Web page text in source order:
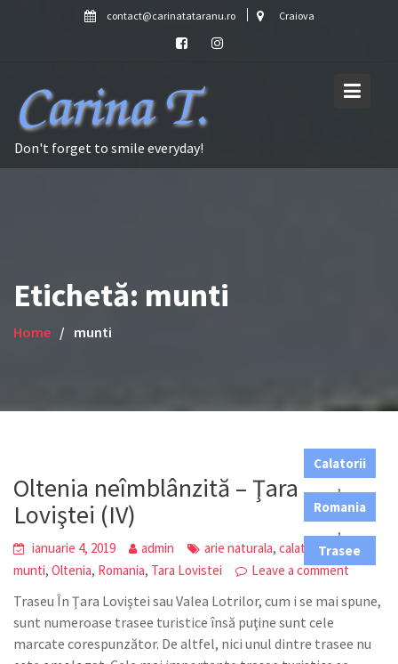
contact@carinatataranu.ro Craiova
Don't forget to smile everyday!
Etichetă: munti
Home munti
Calatorii
,
Romania
,
Trasee
Oltenia neîmblânzită – Ţara
Loviştei (IV)
ianuarie 4, 2019 admin arie naturala,calatorii,Latorita
munti,Oltenia, Romania, Tara Lovistei Leave a comment
Traseu În Ţara Loviştei sau Valea Lotrilor, cum i se mai spune,
sunt numeroase trasee turistice însă puţine sunt cele
marcate corespunzător. De altfel, nici unul dintre trasee nu